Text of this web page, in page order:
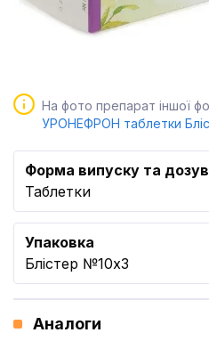
На фото препарат іншої
УРОНЕФРОН таблетки
Форма випуску та
Таблетки
Упаковка
Блістер №10x3
Аналоги